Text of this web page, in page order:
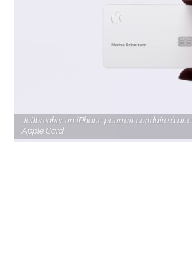
Jailbreaker un iPhone pourrait conduire à
Apple Card